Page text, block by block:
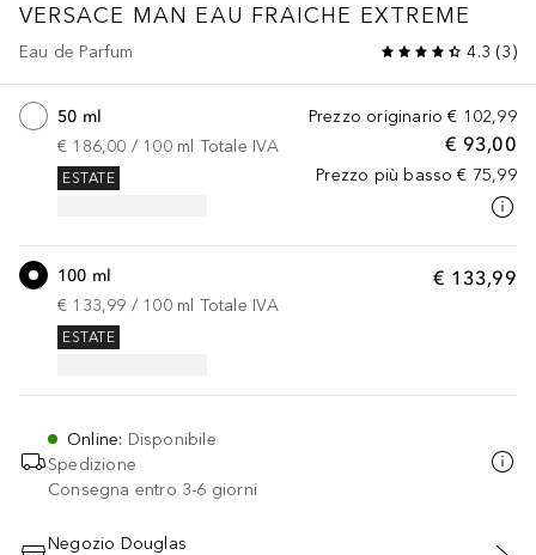
VERSACE MAN EAU FRAICHE EXTREME
Eau de Parfum 4.3 (3)
Prezzo originario € 102,99
€ 93,00
Prezzo più basso € 75,99
50 ml
€ 186,00 / 100 ml Totale IVA
ESTATE
€ 133,99
100 ml
€ 133,99 / 100 ml Totale IVA
ESTATE
Online: Disponibile
Spedizione
Consegna entro 3-6 giorni
Negozio Douglas